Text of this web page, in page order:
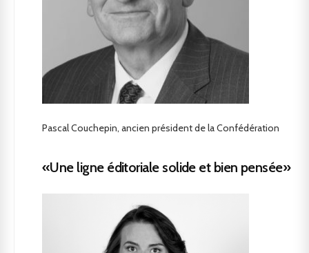
Pascal Couchepin, ancien président de la Confédération
«Une ligne éditoriale solide et bien pensée»